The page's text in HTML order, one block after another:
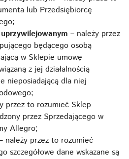
lub Przedsiębiorcę
– należy przez
będącego osobą
w Sklepie umowę
z jej działalnością
nieposiadającą dla niej
przez to rozumieć Sklep
przez Sprzedającego w
Allegro;
należy przez to rozumieć
szczegółowe dane wskazane są